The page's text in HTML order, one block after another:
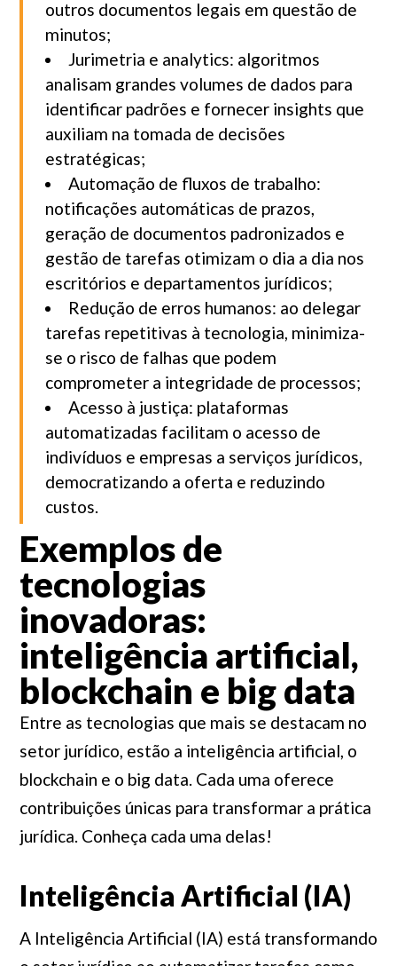
outros documentos legais em questão de
minutos;
Jurimetria e analytics: algoritmos
analisam grandes volumes de dados para
identificar padrões e fornecer insights que
auxiliam na tomada de decisões
estratégicas;
Automação de fluxos de trabalho:
notificações automáticas de prazos,
geração de documentos padronizados e
gestão de tarefas otimizam o dia a dia nos
escritórios e departamentos jurídicos;
Redução de erros humanos: ao delegar
tarefas repetitivas à tecnologia, minimiza-
se o risco de falhas que podem
comprometer a integridade de processos;
Acesso à justiça: plataformas
automatizadas facilitam o acesso de
indivíduos e empresas a serviços jurídicos,
democratizando a oferta e reduzindo
custos.
Exemplos de
tecnologias
inovadoras:
inteligência artificial,
blockchain e big data
Entre as tecnologias que mais se destacam no
setor jurídico, estão a inteligência artificial, o
blockchain e o big data. Cada uma oferece
contribuições únicas para transformar a prática
jurídica. Conheça cada uma delas!
Inteligência Artificial (IA)
A Inteligência Artificial (IA) está transformando